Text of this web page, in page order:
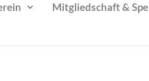
Mit­glied­schaft &